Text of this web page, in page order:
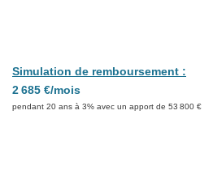
CONTACT
Simulation de remboursement :
2 685 €/mois
pendant 20 ans à 3% avec un apport de 53 800 €